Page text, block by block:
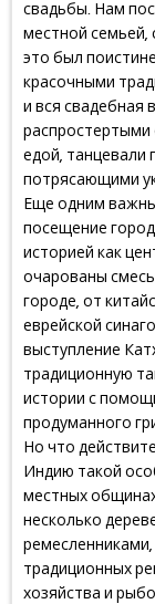
свадьбы. Нам
местной семьей,
это был
красочными
и вся свадебная
едой, танцевали
потрясающими
Еще одним
посещение
историей как
очарованы
городе, от
еврейской
выступление
традиционную
истории с
продуманного
Но что
Индию такой
местных
несколько
традиционных
хозяйства и